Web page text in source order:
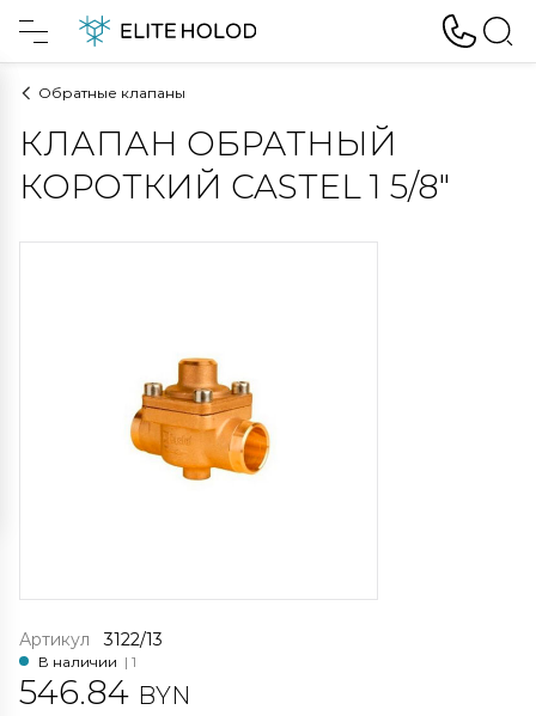
Обратные клапаны
КЛАПАН ОБРАТНЫЙ
КОРОТКИЙ CASTEL 1 5/8"
Артикул 3122/13
В наличии | 1
546.84 BYN